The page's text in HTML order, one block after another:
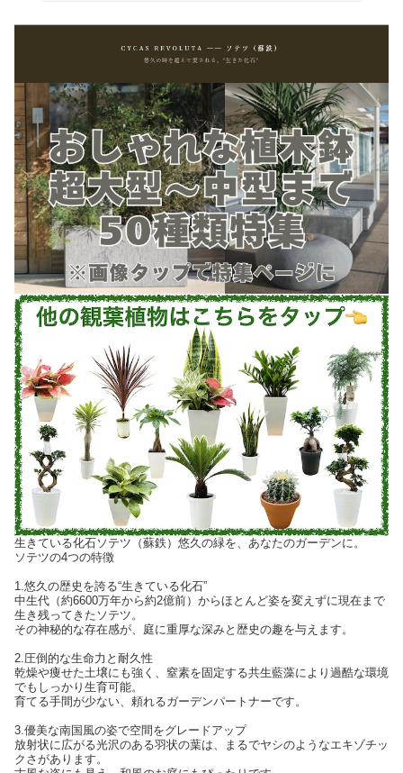
生きている化石ソテツ（蘇鉄）悠久の緑を、あなたのガーデンに。
ソテツの4つの特徴
1.悠久の歴史を誇る“生きている化石”
中生代（約6600万年から約2億前）からほとんど姿を変えずに現在まで
生き残ってきたソテツ。
その神秘的な存在感が、庭に重厚な深みと歴史の趣を与えます。
2.圧倒的な生命力と耐久性
乾燥や痩せた土壌にも強く、窒素を固定する共生藍藻により過酷な環境
でもしっかり生育可能。
育てる手間が少ない、頼れるガーデンパートナーです。
3.優美な南国風の姿で空間をグレードアップ
放射状に広がる光沢のある羽状の葉は、まるでヤシのようなエキゾチッ
クさがあります。